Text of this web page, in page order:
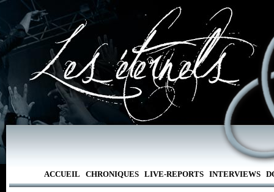
ACCUEIL CHRONIQUES LIVE-REPORTS INTERVIEWS